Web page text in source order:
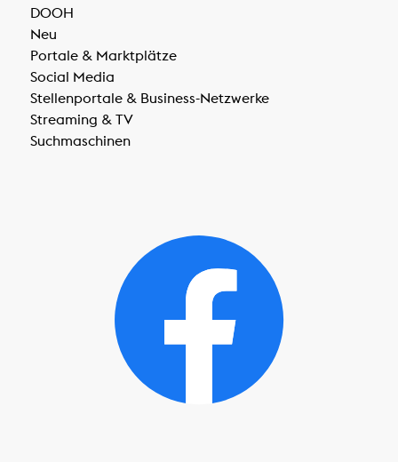
DOOH
Neu
Portale & Marktplätze
Social Media
Stellenportale & Business-Netzwerke
Streaming & TV
Suchmaschinen